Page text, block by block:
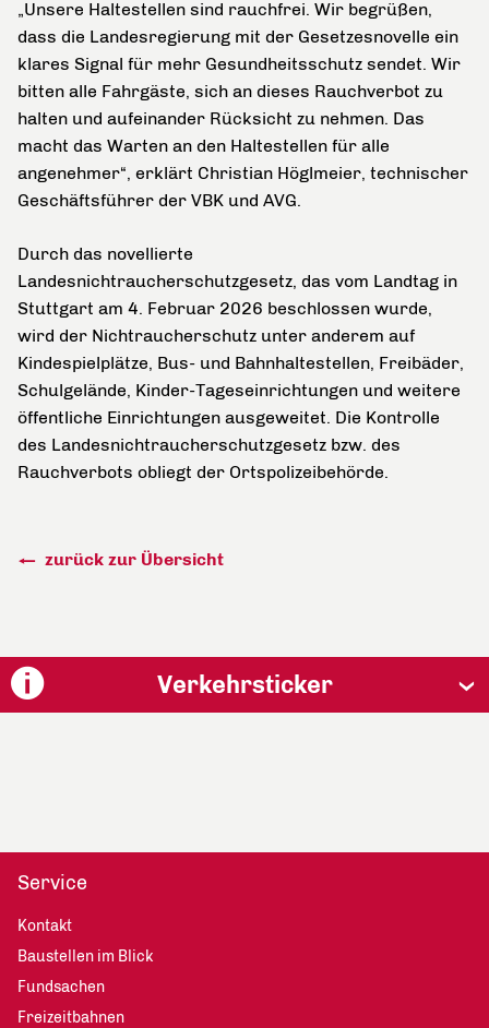
„Unsere Haltestellen sind rauchfrei. Wir begrüßen,
dass die Landesregierung mit der Gesetzesnovelle ein
klares Signal für mehr Gesundheitsschutz sendet. Wir
bitten alle Fahrgäste, sich an dieses Rauchverbot zu
halten und aufeinander Rücksicht zu nehmen. Das
macht das Warten an den Haltestellen für alle
angenehmer“, erklärt Christian Höglmeier, technischer
Geschäftsführer der VBK und AVG.
Durch das novellierte
Landesnichtraucherschutzgesetz, das vom Landtag in
Stuttgart am 4. Februar 2026 beschlossen wurde,
wird der Nichtraucherschutz unter anderem auf
Kindespielplätze, Bus- und Bahnhaltestellen, Freibäder,
Schulgelände, Kinder-Tageseinrichtungen und weitere
öffentliche Einrichtungen ausgeweitet. Die Kontrolle
des Landesnichtraucherschutzgesetz bzw. des
Rauchverbots obliegt der Ortspolizeibehörde.
zurück zur Übersicht
Verkehrsticker
Service
Kontakt
Baustellen im Blick
Fundsachen
Freizeitbahnen